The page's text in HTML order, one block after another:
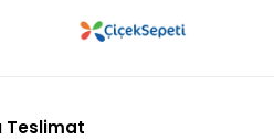
Teslimat